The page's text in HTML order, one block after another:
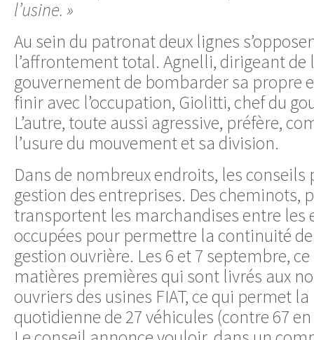
l’usine. »
Au sein du patronat deux lignes
l’affrontement total. Agnelli, dirigeant de
gouvernement de bombarder sa propre
finir avec l’occupation, Giolitti, chef du
L’autre, toute aussi agressive, préfère,
l’usure du mouvement et sa division.
Dans de nombreux endroits, les
gestion des entreprises. Des cheminots,
transportent les marchandises entre les
occupées pour permettre la continuité
gestion ouvrière. Les 6 et 7 septembre,
matières premières qui sont livrés aux
ouvriers des usines FIAT, ce qui permet
quotidienne de 27 véhicules (contre 67